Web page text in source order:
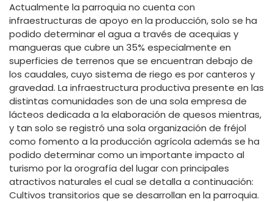
Actualmente la parroquia no cuenta con
infraestructuras de apoyo en la producción, solo se ha
podido determinar el agua a través de acequias y
mangueras que cubre un 35% especialmente en
superficies de terrenos que se encuentran debajo de
los caudales, cuyo sistema de riego es por canteros y
gravedad. La infraestructura productiva presente en las
distintas comunidades son de una sola empresa de
lácteos dedicada a la elaboración de quesos mientras,
y tan solo se registró una sola organización de fréjol
como fomento a la producción agrícola además se ha
podido determinar como un importante impacto al
turismo por la orografía del lugar con principales
atractivos naturales el cual se detalla a continuación:
Cultivos transitorios que se desarrollan en la parroquia.